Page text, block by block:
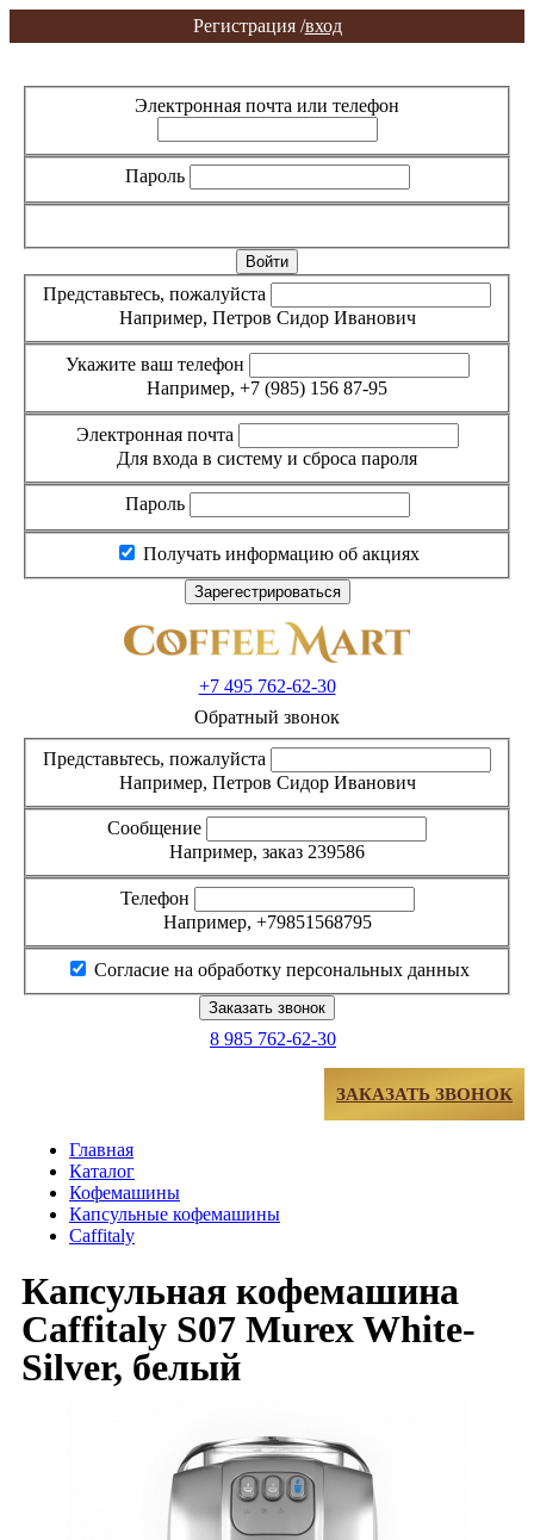
Регистрация /вход
Электронная почта или телефон
Пароль
Представьтесь, пожалуйста
Например, Петров Сидор Иванович
Укажите ваш телефон
Например, +7 (985) 156 87-95
Электронная почта
Для входа в систему и сброса пароля
Пароль
Получать информацию об акциях
+7 495762-62-30
Обратный звонок
Представьтесь, пожалуйста
Например, Петров Сидор Иванович
Сообщение
Например, заказ 239586
Телефон
Например, +79851568795
Согласие на обработку персональных данных
8 985 762-62-30
ЗАКАЗАТЬ ЗВОНОК
Главная
Каталог
Кофемашины
Капсульные кофемашины
Caffitaly
Капсульная кофемашина
Caffitaly S07 Murex White-
Silver, белый